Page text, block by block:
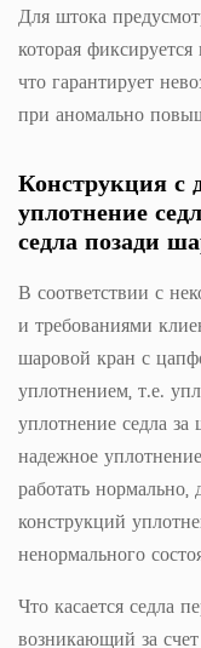
Для штока
которая
что гарантирует
при аномально
Конструкция с
уплотнение
седла позади
В соответствии с
и требованиями
шаровой кран с
уплотнением, т.е.
уплотнение седла
надежное
работать
конструкций
ненормального
Что касается седла
возникающий за